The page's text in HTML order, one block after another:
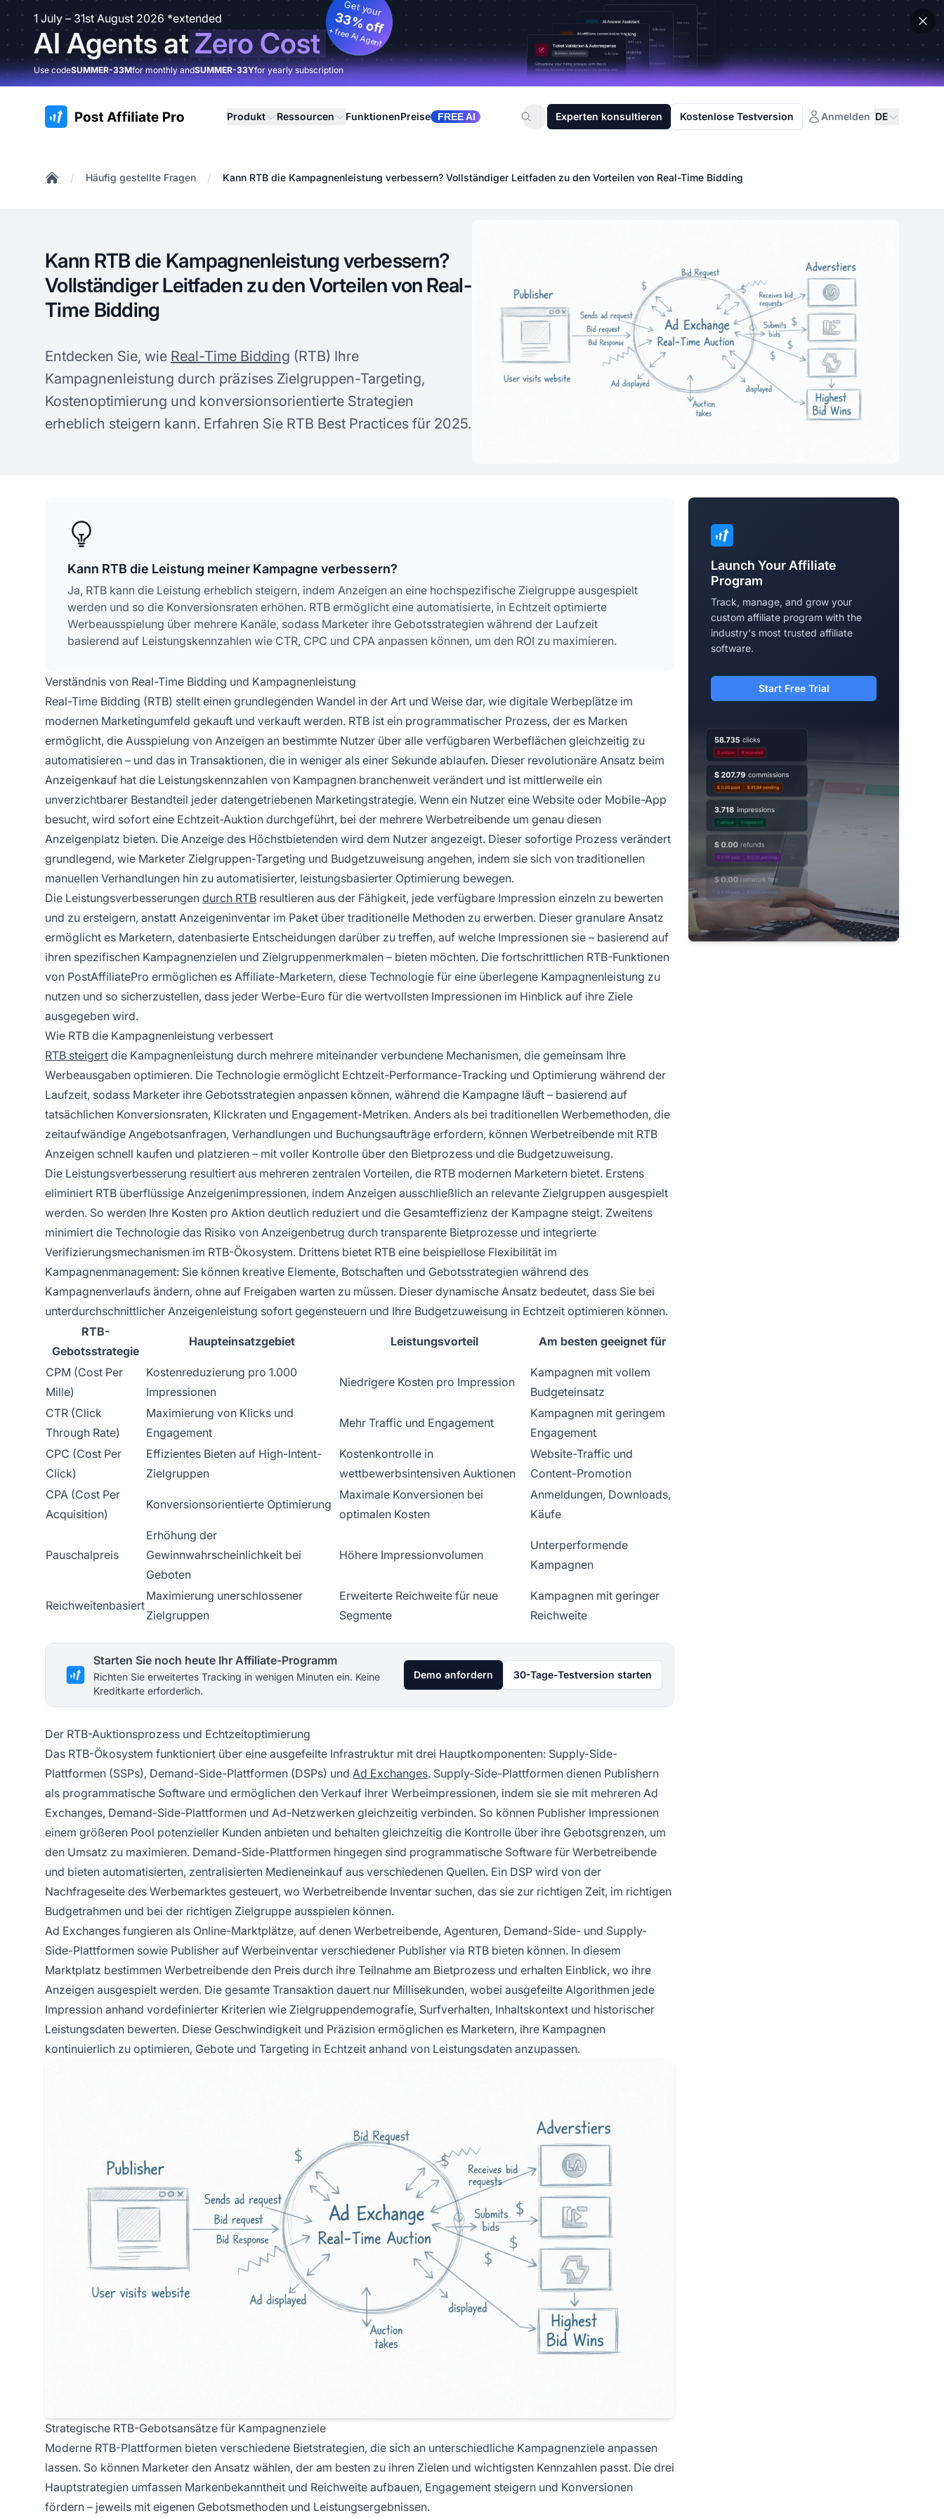
1 July – 31st August 2026 *extended
AI Agents atZero Cost
Get your
33% off
+ free AI Agent
Use codeSUMMER-33Mfor monthly andSUMMER-33Yfor yearly subscription
:site.title Produkt Ressourcen FunktionenPreise FREE AI Experten konsultieren Kostenlose Testversion Anmelden DE
/ Häufig gestellte Fragen / Kann RTB die Kampagnenleistung verbessern? Vollständiger Leitfaden zu den Vorteilen von Real-Time Bidding
Kann RTB die Kampagnenleistung verbessern?
Vollständiger Leitfaden zu den Vorteilen von Real-
Time Bidding
Entdecken Sie, wie Real-Time Bidding (RTB) Ihre
Kampagnenleistung durch präzises Zielgruppen-Targeting,
Kostenoptimierung und konversionsorientierte Strategien
erheblich steigern kann. Erfahren Sie RTB Best Practices für 2025.
Kann RTB die Leistung meiner Kampagne verbessern?
Ja, RTB kann die Leistung erheblich steigern, indem Anzeigen an eine hochspezifische Zielgruppe ausgespielt
werden und so die Konversionsraten erhöhen. RTB ermöglicht eine automatisierte, in Echtzeit optimierte
Werbeausspielung über mehrere Kanäle, sodass Marketer ihre Gebotsstrategien während der Laufzeit
basierend auf Leistungskennzahlen wie CTR, CPC und CPA anpassen können, um den ROI zu maximieren.
Verständnis von Real-Time Bidding und Kampagnenleistung
Real-Time Bidding (RTB) stellt einen grundlegenden Wandel in der Art und Weise dar, wie digitale Werbeplätze im
modernen Marketingumfeld gekauft und verkauft werden. RTB ist ein programmatischer Prozess, der es Marken
ermöglicht, die Ausspielung von Anzeigen an bestimmte Nutzer über alle verfügbaren Werbeflächen gleichzeitig zu
automatisieren – und das in Transaktionen, die in weniger als einer Sekunde ablaufen. Dieser revolutionäre Ansatz beim
Anzeigenkauf hat die Leistungskennzahlen von Kampagnen branchenweit verändert und ist mittlerweile ein
unverzichtbarer Bestandteil jeder datengetriebenen Marketingstrategie. Wenn ein Nutzer eine Website oder Mobile-App
besucht, wird sofort eine Echtzeit-Auktion durchgeführt, bei der mehrere Werbetreibende um genau diesen
Anzeigenplatz bieten. Die Anzeige des Höchstbietenden wird dem Nutzer angezeigt. Dieser sofortige Prozess verändert
grundlegend, wie Marketer Zielgruppen-Targeting und Budgetzuweisung angehen, indem sie sich von traditionellen
manuellen Verhandlungen hin zu automatisierter, leistungsbasierter Optimierung bewegen.
Die Leistungsverbesserungen durch RTB resultieren aus der Fähigkeit, jede verfügbare Impression einzeln zu bewerten
und zu ersteigern, anstatt Anzeigeninventar im Paket über traditionelle Methoden zu erwerben. Dieser granulare Ansatz
ermöglicht es Marketern, datenbasierte Entscheidungen darüber zu treffen, auf welche Impressionen sie – basierend auf
ihren spezifischen Kampagnenzielen und Zielgruppenmerkmalen – bieten möchten. Die fortschrittlichen RTB-Funktionen
von PostAffiliatePro ermöglichen es Affiliate-Marketern, diese Technologie für eine überlegene Kampagnenleistung zu
nutzen und so sicherzustellen, dass jeder Werbe-Euro für die wertvollsten Impressionen im Hinblick auf ihre Ziele
ausgegeben wird.
Wie RTB die Kampagnenleistung verbessert
RTB steigert die Kampagnenleistung durch mehrere miteinander verbundene Mechanismen, die gemeinsam Ihre
Werbeausgaben optimieren. Die Technologie ermöglicht Echtzeit-Performance-Tracking und Optimierung während der
Laufzeit, sodass Marketer ihre Gebotsstrategien anpassen können, während die Kampagne läuft – basierend auf
tatsächlichen Konversionsraten, Klickraten und Engagement-Metriken. Anders als bei traditionellen Werbemethoden, die
zeitaufwändige Angebotsanfragen, Verhandlungen und Buchungsaufträge erfordern, können Werbetreibende mit RTB
Anzeigen schnell kaufen und platzieren – mit voller Kontrolle über den Bietprozess und die Budgetzuweisung.
Die Leistungsverbesserung resultiert aus mehreren zentralen Vorteilen, die RTB modernen Marketern bietet. Erstens
eliminiert RTB überflüssige Anzeigenimpressionen, indem Anzeigen ausschließlich an relevante Zielgruppen ausgespielt
werden. So werden Ihre Kosten pro Aktion deutlich reduziert und die Gesamteffizienz der Kampagne steigt. Zweitens
minimiert die Technologie das Risiko von Anzeigenbetrug durch transparente Bietprozesse und integrierte
Verifizierungsmechanismen im RTB-Ökosystem. Drittens bietet RTB eine beispiellose Flexibilität im
Kampagnenmanagement: Sie können kreative Elemente, Botschaften und Gebotsstrategien während des
Kampagnenverlaufs ändern, ohne auf Freigaben warten zu müssen. Dieser dynamische Ansatz bedeutet, dass Sie bei
unterdurchschnittlicher Anzeigenleistung sofort gegensteuern und Ihre Budgetzuweisung in Echtzeit optimieren können.
RTB-
Gebotsstrategie
Haupteinsatzgebiet Leistungsvorteil Am besten geeignet für
CPM (Cost Per
Mille)
Kostenreduzierung pro 1.000
Impressionen
Niedrigere Kosten pro Impression
Kampagnen mit vollem
Budgeteinsatz
CTR (Click
Through Rate)
Maximierung von Klicks und
Engagement
Mehr Traffic und Engagement
Kampagnen mit geringem
Engagement
CPC (Cost Per
Click)
Effizientes Bieten auf High-Intent-
Zielgruppen
Kostenkontrolle in
wettbewerbsintensiven Auktionen
Website-Traffic und
Content-Promotion
CPA (Cost Per
Acquisition)
Konversionsorientierte Optimierung
Maximale Konversionen bei
optimalen Kosten
Anmeldungen, Downloads,
Käufe
Pauschalpreis
Erhöhung der
Gewinnwahrscheinlichkeit bei
Geboten
Höhere Impressionvolumen
Unterperformende
Kampagnen
Reichweitenbasiert
Maximierung unerschlossener
Zielgruppen
Erweiterte Reichweite für neue
Segmente
Kampagnen mit geringer
Reichweite
Starten Sie noch heute Ihr Affiliate-Programm
Richten Sie erweitertes Tracking in wenigen Minuten ein. Keine
Kreditkarte erforderlich.
Demo anfordern 30-Tage-Testversion starten
Der RTB-Auktionsprozess und Echtzeitoptimierung
Das RTB-Ökosystem funktioniert über eine ausgefeilte Infrastruktur mit drei Hauptkomponenten: Supply-Side-
Plattformen (SSPs), Demand-Side-Plattformen (DSPs) und Ad Exchanges. Supply-Side-Plattformen dienen Publishern
als programmatische Software und ermöglichen den Verkauf ihrer Werbeimpressionen, indem sie sie mit mehreren Ad
Exchanges, Demand-Side-Plattformen und Ad-Netzwerken gleichzeitig verbinden. So können Publisher Impressionen
einem größeren Pool potenzieller Kunden anbieten und behalten gleichzeitig die Kontrolle über ihre Gebotsgrenzen, um
den Umsatz zu maximieren. Demand-Side-Plattformen hingegen sind programmatische Software für Werbetreibende
und bieten automatisierten, zentralisierten Medieneinkauf aus verschiedenen Quellen. Ein DSP wird von der
Nachfrageseite des Werbemarktes gesteuert, wo Werbetreibende Inventar suchen, das sie zur richtigen Zeit, im richtigen
Budgetrahmen und bei der richtigen Zielgruppe ausspielen können.
Ad Exchanges fungieren als Online-Marktplätze, auf denen Werbetreibende, Agenturen, Demand-Side- und Supply-
Side-Plattformen sowie Publisher auf Werbeinventar verschiedener Publisher via RTB bieten können. In diesem
Marktplatz bestimmen Werbetreibende den Preis durch ihre Teilnahme am Bietprozess und erhalten Einblick, wo ihre
Anzeigen ausgespielt werden. Die gesamte Transaktion dauert nur Millisekunden, wobei ausgefeilte Algorithmen jede
Impression anhand vordefinierter Kriterien wie Zielgruppendemografie, Surfverhalten, Inhaltskontext und historischer
Leistungsdaten bewerten. Diese Geschwindigkeit und Präzision ermöglichen es Marketern, ihre Kampagnen
kontinuierlich zu optimieren, Gebote und Targeting in Echtzeit anhand von Leistungsdaten anzupassen.
Strategische RTB-Gebotsansätze für Kampagnenziele
Moderne RTB-Plattformen bieten verschiedene Bietstrategien, die sich an unterschiedliche Kampagnenziele anpassen
lassen. So können Marketer den Ansatz wählen, der am besten zu ihren Zielen und wichtigsten Kennzahlen passt. Die drei
Hauptstrategien umfassen Markenbekanntheit und Reichweite aufbauen, Engagement steigern und Konversionen
fördern – jeweils mit eigenen Gebotsmethoden und Leistungsergebnissen.
Launch Your Affiliate
Program
Track, manage, and grow your
custom affiliate program with the
industry's most trusted affiliate
software.
Start Free Trial